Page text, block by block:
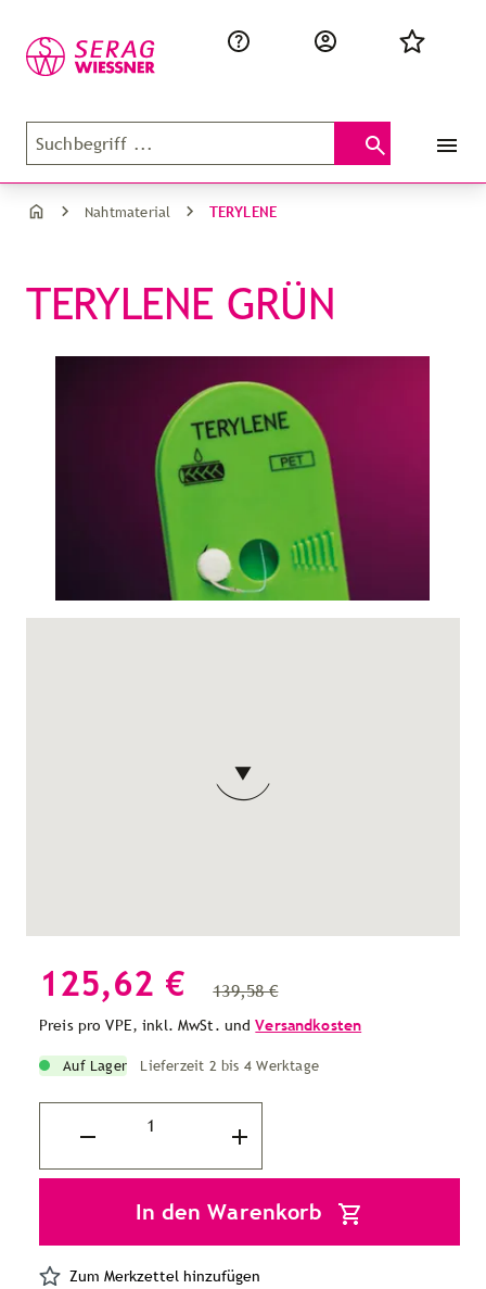
Nahtmaterial TERYLENE
TERYLENE GRÜN
125,62 € 139,58 €
Preis pro VPE, inkl. MwSt. undVersandkosten
Auf Lager Lieferzeit 2 bis 4 Werktage
In den Warenkorb
Zum Merkzettel hinzufügen